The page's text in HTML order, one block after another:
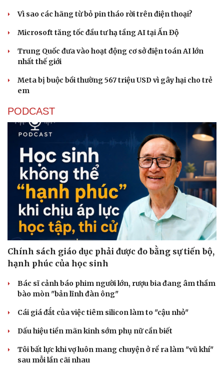
Vì sao các hãng từ bỏ pin tháo rời trên điện thoại?
Microsoft tăng tốc đầu tư hạ tầng AI tại Ấn Độ
Trung Quốc đưa vào hoạt động cơ sở điện toán AI lớn
nhất thế giới
Meta bị buộc bồi thường 567 triệu USD vì gây hại cho trẻ
em
PODCAST
Chính sách giáo dục phải được đo bằng sự tiến bộ,
hạnh phúc của học sinh
Bác sĩ cảnh báo phim người lớn, rượu bia đang âm thầm
bào mòn "bản lĩnh đàn ông"
Cái giá đắt của việc tiêm silicon làm to "cậu nhỏ"
Dấu hiệu tiền mãn kinh sớm phụ nữ cần biết
Tôi bất lực khi vợ luôn mang chuyện ở rể ra làm "vũ khí"
sau mỗi lần cãi nhau